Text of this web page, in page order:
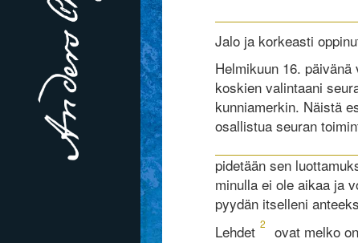
Jalo ja korkeasti
Helmikuun 16.
koskien valintaani
kunniamerkin. Näistä
osallistua seuran
pidetään sen
minulla ei ole aikaa ja
pyydän itselleni
Lehdet 2
ovat melko